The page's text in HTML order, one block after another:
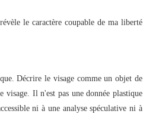
le caractère coupable de ma liberté
Décrire le visage comme un objet de
visage. Il n'est pas une donnée plastique
ni à une analyse spéculative ni à